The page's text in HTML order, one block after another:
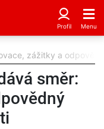
zážitky a
směr: